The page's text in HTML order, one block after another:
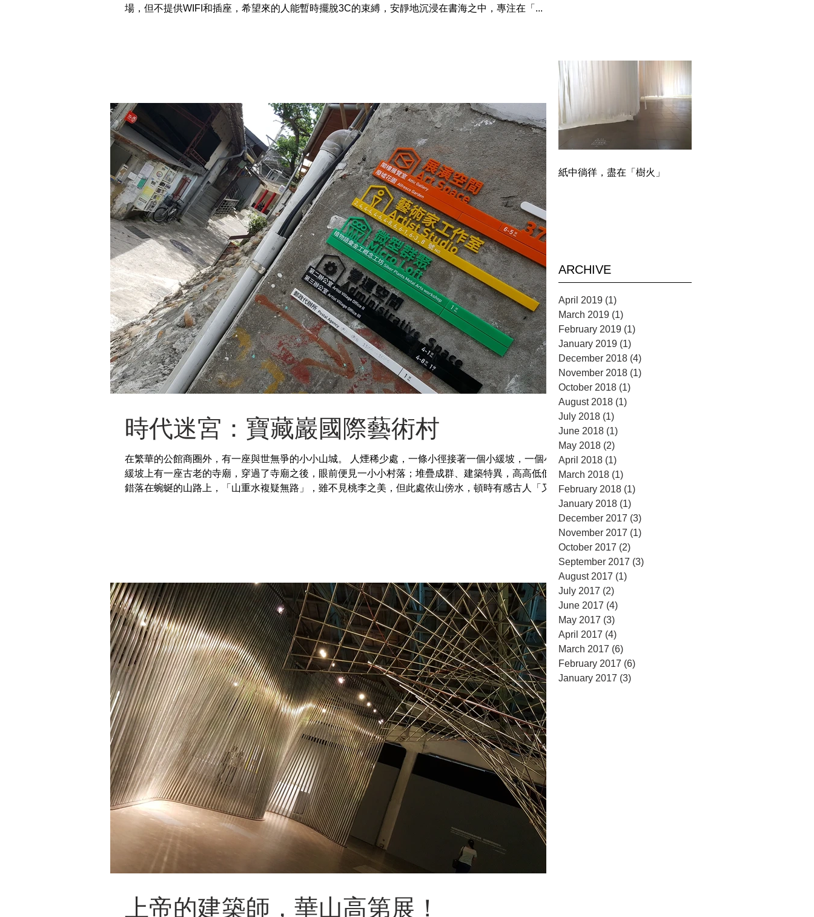
場，但不提供WIFI和插座，希望來的人能暫時擺脫3C的束縛，安靜地沉浸在書海之中，專注在「...
時代迷宮：寶藏巖國際藝術村
在繁華的公館商圈外，有一座與世無爭的小小山城。 人煙稀少處，一條小徑接著一個小緩坡，一個小
緩坡上有一座古老的寺廟，穿過了寺廟之後，眼前便見一小小村落；堆疊成群、建築特異，高高低低地
錯落在蜿蜒的山路上，「山重水複疑無路」，雖不見桃李之美，但此處依山傍水，頓時有感古人「又一
上帝的建築師，華山高第展！
紙中徜徉，盡在「樹火」
ARCHIVE
April 2019 (1)
March 2019 (1)
February 2019 (1)
January 2019 (1)
December 2018 (4)
November 2018 (1)
October 2018 (1)
August 2018 (1)
July 2018 (1)
June 2018 (1)
May 2018 (2)
April 2018 (1)
March 2018 (1)
February 2018 (1)
January 2018 (1)
December 2017 (3)
November 2017 (1)
October 2017 (2)
September 2017 (3)
August 2017 (1)
July 2017 (2)
June 2017 (4)
May 2017 (3)
April 2017 (4)
March 2017 (6)
February 2017 (6)
January 2017 (3)